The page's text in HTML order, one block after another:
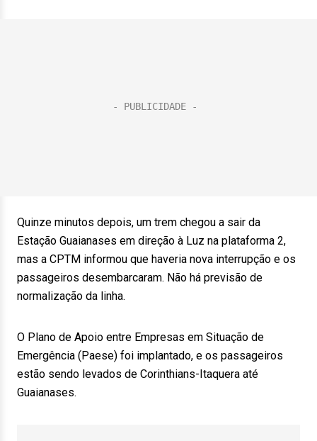
Quinze minutos depois, um trem chegou a sair da
Estação Guaianases em direção à Luz na plataforma 2,
mas a CPTM informou que haveria nova interrupção e os
passageiros desembarcaram. Não há previsão de
normalização da linha.
O Plano de Apoio entre Empresas em Situação de
Emergência (Paese) foi implantado, e os passageiros
estão sendo levados de Corinthians-Itaquera até
Guaianases.